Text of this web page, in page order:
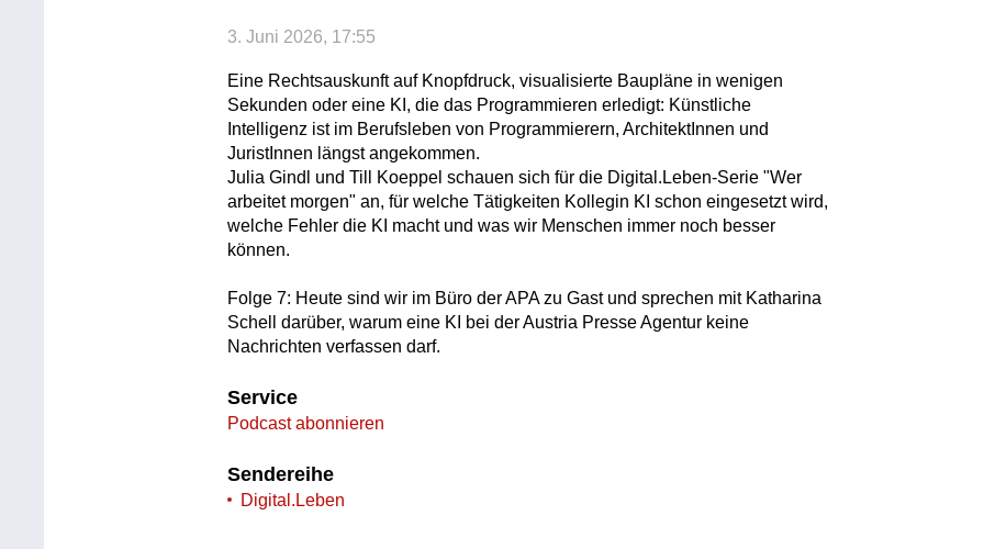
3. Juni 2026, 17:55
Eine Rechtsauskunft auf Knopfdruck, visualisierte Baupläne in wenigen
Sekunden oder eine KI, die das Programmieren erledigt: Künstliche
Intelligenz ist im Berufsleben von Programmierern, ArchitektInnen und
JuristInnen längst angekommen.
Julia Gindl und Till Koeppel schauen sich für die Digital.Leben-Serie "Wer
arbeitet morgen" an, für welche Tätigkeiten Kollegin KI schon eingesetzt wird,
welche Fehler die KI macht und was wir Menschen immer noch besser
können.
Folge 7: Heute sind wir im Büro der APA zu Gast und sprechen mit Katharina
Schell darüber, warum eine KI bei der Austria Presse Agentur keine
Nachrichten verfassen darf.
Service
Podcast abonnieren
Sendereihe
Digital.Leben